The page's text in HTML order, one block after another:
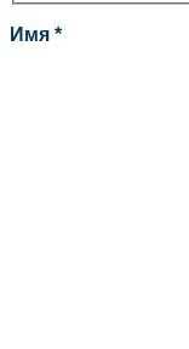
Имя *